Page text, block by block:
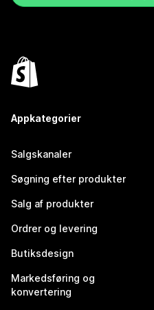
Appkategorier
Salgskanaler
Søgning efter produkter
Salg af produkter
Ordrer og levering
Butiksdesign
Markedsføring og
konvertering